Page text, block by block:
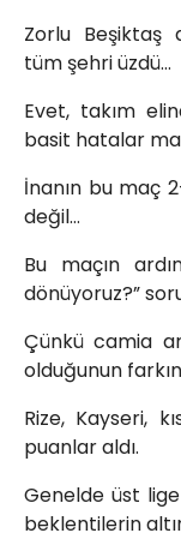
Zorlu Beşiktaş
tüm şehri üzdü…
Evet, takım
basit hatalar
İnanın bu maç
değil…
Bu maçın
dönüyoruz?”
Çünkü camia
olduğunun
Rize, Kayseri,
puanlar aldı.
Genelde üst
beklentilerin